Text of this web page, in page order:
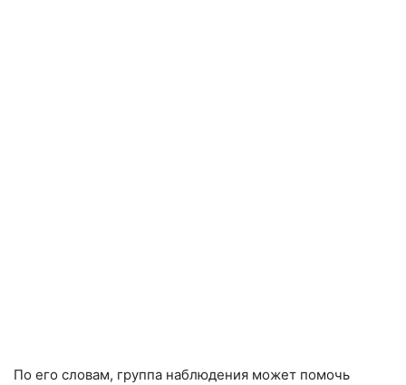
По его словам, группа наблюдения может помочь